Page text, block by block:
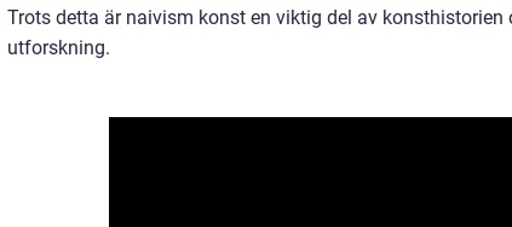
Trots detta är naivism konst en viktig del av
utforskning.